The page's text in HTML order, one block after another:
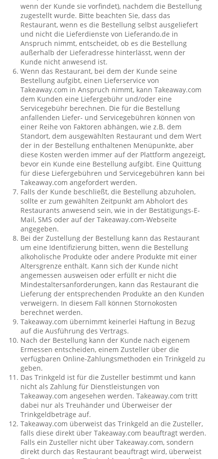
wenn der Kunde sie vorfindet), nachdem die Bestellung
zugestellt wurde. Bitte beachten Sie, dass das
Restaurant, wenn es die Bestellung selbst ausgeliefert
und nicht die Lieferdienste von Lieferando.de in
Anspruch nimmt, entscheidet, ob es die Bestellung
außerhalb der Lieferadresse hinterlässt, wenn der
Kunde nicht anwesend ist.
Wenn das Restaurant, bei dem der Kunde seine
Bestellung aufgibt, einen Lieferservice von
Takeaway.com in Anspruch nimmt, kann Takeaway.com
dem Kunden eine Liefergebühr und/oder eine
Servicegebühr berechnen. Die für die Bestellung
anfallenden Liefer- und Servicegebühren können von
einer Reihe von Faktoren abhängen, wie z.B. dem
Standort, dem ausgewählten Restaurant und dem Wert
der in der Bestellung enthaltenen Menüpunkte, aber
diese Kosten werden immer auf der Plattform angezeigt,
bevor ein Kunde eine Bestellung aufgibt. Eine Quittung
für diese Liefergebühren und Servicegebühren kann bei
Takeaway.com angefordert werden.
Falls der Kunde beschließt, die Bestellung abzuholen,
sollte er zum gewählten Zeitpunkt am Abholort des
Restaurants anwesend sein, wie in der Bestätigungs-E-
Mail, SMS oder auf der Takeaway.com-Webseite
angegeben.
Bei der Zustellung der Bestellung kann das Restaurant
um eine Identifizierung bitten, wenn die Bestellung
alkoholische Produkte oder andere Produkte mit einer
Altersgrenze enthält. Kann sich der Kunde nicht
angemessen ausweisen oder erfüllt er nicht die
Mindestaltersanforderungen, kann das Restaurant die
Lieferung der entsprechenden Produkte an den Kunden
verweigern. In diesem Fall können Stornokosten
berechnet werden.
Takeaway.com übernimmt keinerlei Haftung in Bezug
auf die Ausführung des Vertrags.
Nach der Bestellung kann der Kunde nach eigenem
Ermessen entscheiden, einem Zusteller über die
verfügbaren Online-Zahlungsmethoden ein Trinkgeld zu
geben.
Das Trinkgeld ist für die Zusteller bestimmt und kann
nicht als Zahlung für Dienstleistungen von
Takeaway.com angesehen werden. Takeaway.com tritt
dabei nur als Treuhänder und Überweiser der
Trinkgeldbeträge auf.
Takeaway.com überweist das Trinkgeld an die Zusteller,
falls diese direkt über Takeaway.com beauftragt werden.
Falls ein Zusteller nicht über Takeaway.com, sondern
direkt durch das Restaurant beauftragt wird, überweist